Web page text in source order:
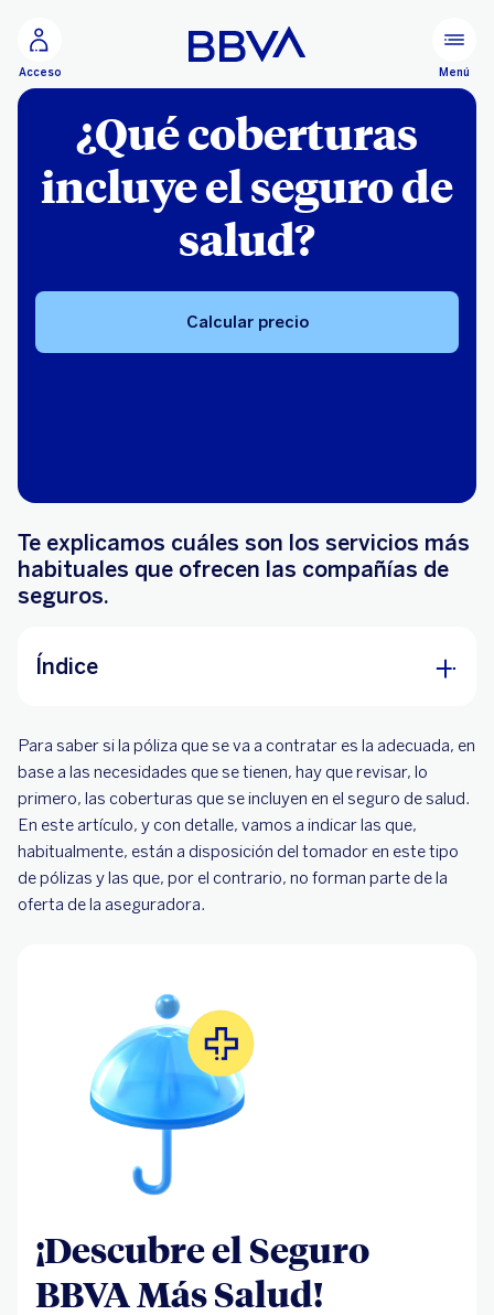
Acceso Menú
¿Qué coberturas
incluye el seguro de
salud?
Calcular precio
Te explicamos cuáles son los servicios más
habituales que ofrecen las compañías de
seguros.
Índice
¿Qué coberturas se incluyen en el seguro de
salud?
¿Qué coberturas no se incluyen en un seguro de
salud?
BBVA y su seguro de salud
Para saber si la póliza que se va a contratar es la adecuada, en
base a las necesidades que se tienen, hay que revisar, lo
primero, las coberturas que se incluyen en el seguro de salud.
En este artículo, y con detalle, vamos a indicar las que,
habitualmente, están a disposición del tomador en este tipo
de pólizas y las que, por el contrario, no forman parte de la
oferta de la aseguradora.
¡Descubre el Seguro
BBVA Más Salud!